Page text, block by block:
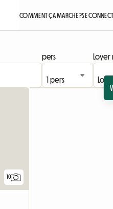
COMMENT ÇA MARCHE ?SE
pers
Loyer
10